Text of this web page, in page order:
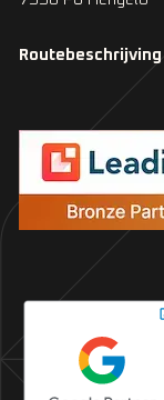
Routebeschrijving